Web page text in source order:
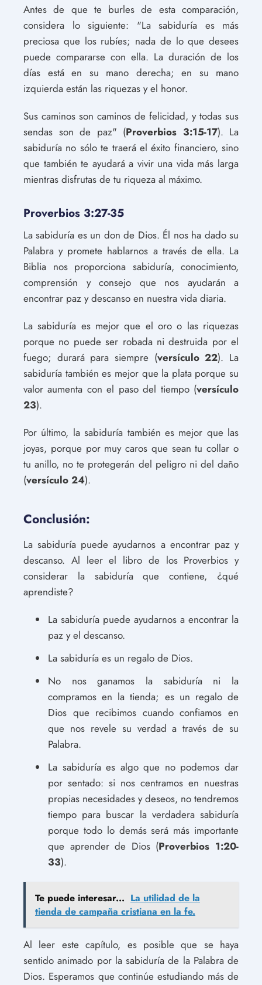
Antes de que te burles de esta comparación,
considera lo siguiente: "La sabiduría es más
preciosa que los rubíes; nada de lo que desees
puede compararse con ella. La duración de los
días está en su mano derecha; en su mano
izquierda están las riquezas y el honor.
Sus caminos son caminos de felicidad, y todas sus
sendas son de paz" (Proverbios 3:15-17). La
sabiduría no sólo te traerá el éxito financiero, sino
que también te ayudará a vivir una vida más larga
mientras disfrutas de tu riqueza al máximo.
Proverbios 3:27-35
La sabiduría es un don de Dios. Él nos ha dado su
Palabra y promete hablarnos a través de ella. La
Biblia nos proporciona sabiduría, conocimiento,
comprensión y consejo que nos ayudarán a
encontrar paz y descanso en nuestra vida diaria.
La sabiduría es mejor que el oro o las riquezas
porque no puede ser robada ni destruida por el
fuego; durará para siempre (versículo 22). La
sabiduría también es mejor que la plata porque su
valor aumenta con el paso del tiempo (versículo
23).
Por último, la sabiduría también es mejor que las
joyas, porque por muy caros que sean tu collar o
tu anillo, no te protegerán del peligro ni del daño
(versículo 24).
Conclusión:
La sabiduría puede ayudarnos a encontrar paz y
descanso. Al leer el libro de los Proverbios y
considerar la sabiduría que contiene, ¿qué
aprendiste?
La sabiduría puede ayudarnos a encontrar la
paz y el descanso.
La sabiduría es un regalo de Dios.
No nos ganamos la sabiduría ni la
compramos en la tienda; es un regalo de
Dios que recibimos cuando confiamos en
que nos revele su verdad a través de su
Palabra.
La sabiduría es algo que no podemos dar
por sentado: si nos centramos en nuestras
propias necesidades y deseos, no tendremos
tiempo para buscar la verdadera sabiduría
porque todo lo demás será más importante
que aprender de Dios (Proverbios 1:20-
33).
Te puede interesar... La utilidad de la
tienda de campaña cristiana en la fe.
Al leer este capítulo, es posible que se haya
sentido animado por la sabiduría de la Palabra de
Dios. Esperamos que continúe estudiando más de